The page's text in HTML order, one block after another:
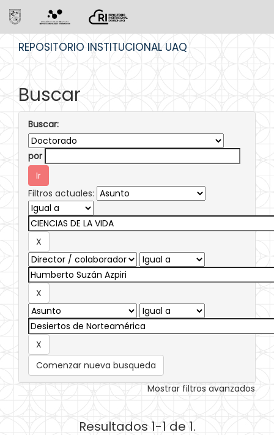
REPOSITORIO INSTITUCIONAL UAQ
Buscar
Buscar:
por
Filtros actuales:
Comenzar nueva busqueda
Mostrar filtros avanzados
Resultados 1-1 de 1.